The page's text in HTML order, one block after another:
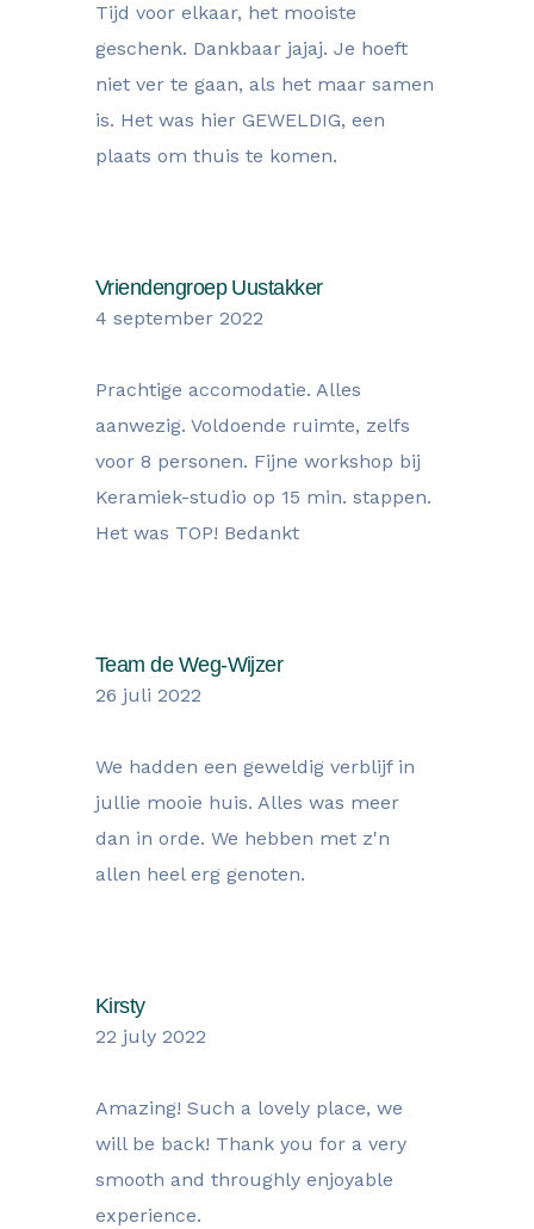
Tijd voor elkaar, het mooiste
geschenk. Dankbaar jajaj. Je hoeft
niet ver te gaan, als het maar samen
is. Het was hier GEWELDIG, een
plaats om thuis te komen.
Vriendengroep Uustakker
4 september 2022
Prachtige accomodatie. Alles
aanwezig. Voldoende ruimte, zelfs
voor 8 personen. Fijne workshop bij
Keramiek-studio op 15 min. stappen.
Het was TOP! Bedankt
Team de Weg-Wijzer
26 juli 2022
We hadden een geweldig verblijf in
jullie mooie huis. Alles was meer
dan in orde. We hebben met z'n
allen heel erg genoten.
Kirsty
22 july 2022
Amazing! Such a lovely place, we
will be back! Thank you for a very
smooth and throughly enjoyable
experience.